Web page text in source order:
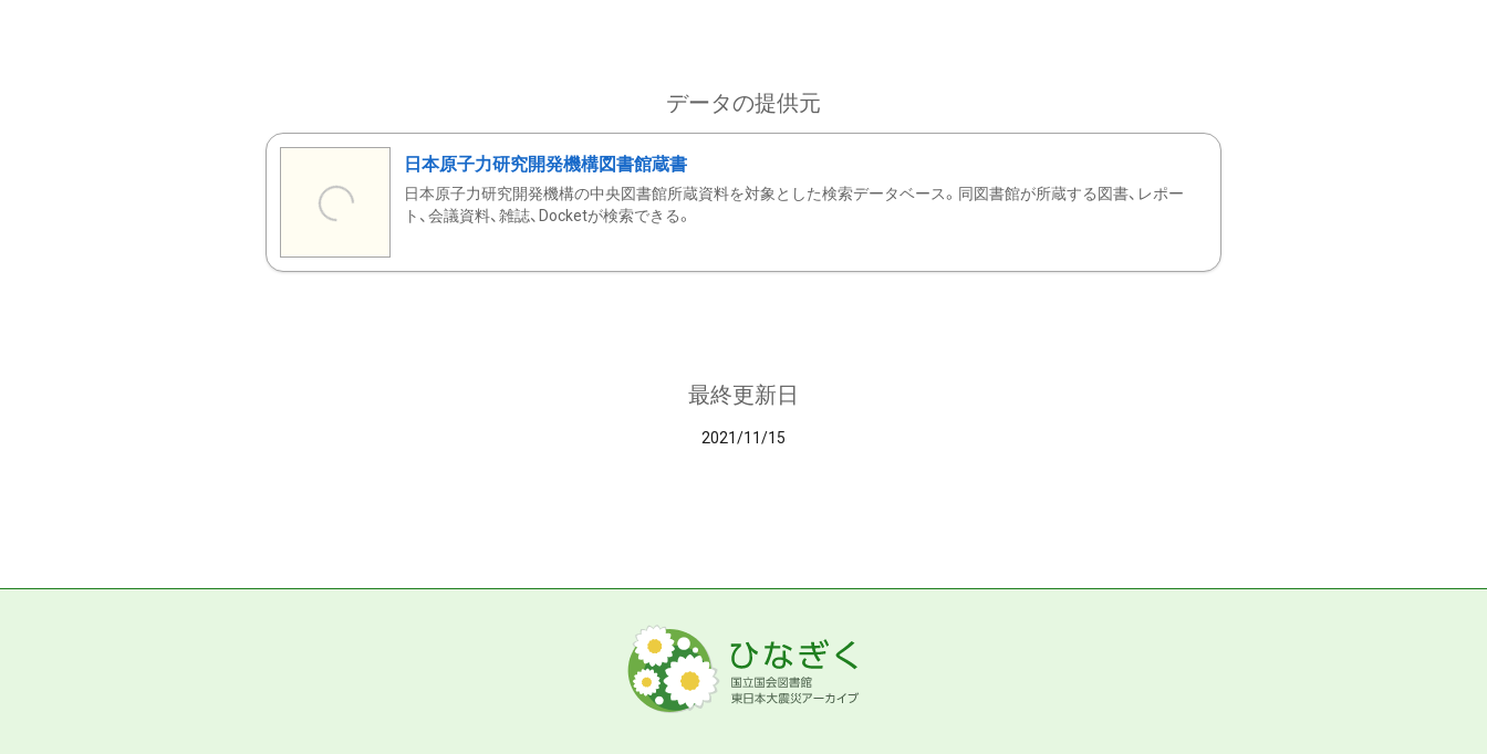
データの提供元
日本原子力研究開発機構図書館蔵書
日本原子力研究開発機構の中央図書館所蔵資料を対象とした検索データベース。同図書館が所蔵する図書、レポー
ト、会議資料、雑誌、Docketが検索できる。
最終更新日
2021/11/15